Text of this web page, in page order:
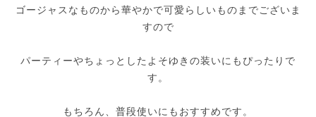
ゴージャスなものから華やかで可愛らしいものまでございま
すので
パーティーやちょっとしたよそゆきの装いにもぴったりで
す。
もちろん、普段使いにもおすすめです。